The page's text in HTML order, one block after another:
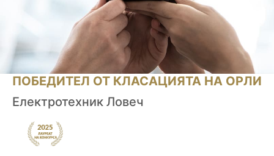
ПОБЕДИТЕЛ ОТ КЛАСАЦИЯТА НА ОРЛИ
Електротехник Ловеч